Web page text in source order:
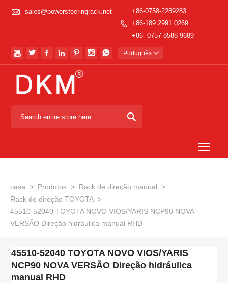
 sales@powersteeringrack.net

+86-0758-2289283
+86-189 2991 0269
+86- 0757-8588 9689
       Português 

casa > Produtos > Rack de direção manual >
Rack de direção TOYOTA >
45510-52040 TOYOTA NOVO VIOS/YARIS NCP90 NOVA
VERSÃO Direção hidráulica manual RHD
45510-52040 TOYOTA NOVO VIOS/YARIS
NCP90 NOVA VERSÃO Direção hidráulica
manual RHD